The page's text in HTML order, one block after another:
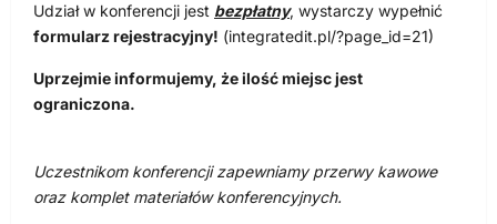
Udział w konferencji jest bezpłatny, wystarczy wypełnić
formularz rejestracyjny! (integratedit.pl/?page_id=21)
Uprzejmie informujemy, że ilość miejsc jest
ograniczona.
Uczestnikom konferencji zapewniamy przerwy kawowe
oraz komplet materiałów konferencyjnych.